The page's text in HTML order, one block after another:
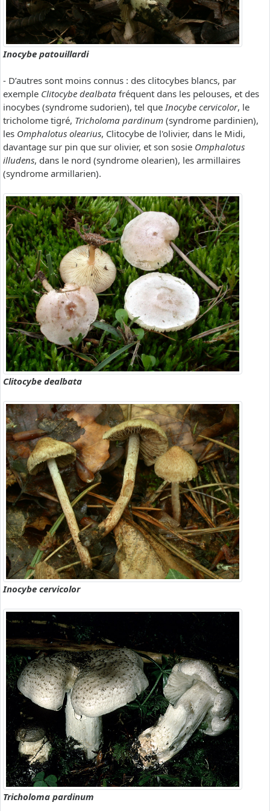
Inocybe patouillardi
- D’autres sont moins connus : des clitocybes blancs, par
exemple Clitocybe dealbata fréquent dans les pelouses, et des
inocybes (syndrome sudorien), tel queInocybe cervicolor, le
tricholome tigré, Tricholoma pardinum (syndrome pardinien),
les Omphalotus olearius, Clitocybe de l'olivier, dans le Midi,
davantage sur pin que sur olivier, et son sosie Omphalotus
illudens, dans le nord (syndrome olearien), les armillaires
(syndrome armillarien).
Clitocybe dealbata
Inocybe cervicolor
Tricholoma pardinum